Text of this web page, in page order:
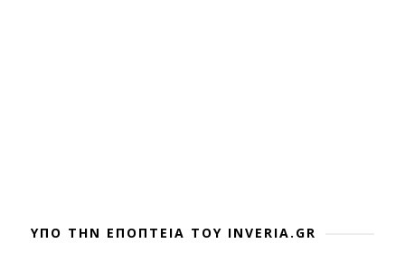
ΥΠΟ ΤΗΝ ΕΠΟΠΤΕΙΑ ΤΟΥ INVERIA.GR